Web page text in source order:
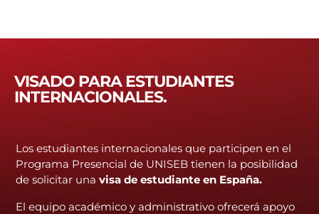
VISADO PARA ESTUDIANTES
INTERNACIONALES.
Los estudiantes internacionales que participen en el
Programa Presencial de UNISEB tienen la posibilidad
de solicitar una visa de estudiante en España.
El equipo académico y administrativo ofrecerá apoyo